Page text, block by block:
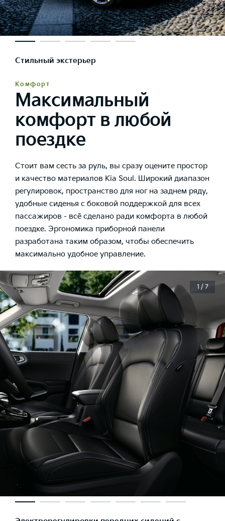
Стильный экстерьер
Комфорт
Максимальный
комфорт в любой
поездке
Стоит вам сесть за руль, вы сразу оцените простор
и качество материалов Kia Soul. Широкий диапазон
регулировок, пространство для ног на заднем ряду,
удобные сиденья с боковой поддержкой для всех
пассажиров - всё сделано ради комфорта в любой
поездке. Эргономика приборной панели
разработана таким образом, чтобы обеспечить
максимально удобное управление.
1 / 7